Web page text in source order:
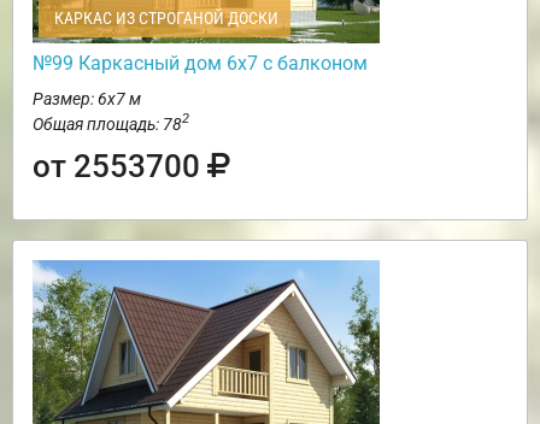
КАРКАС ИЗ СТРОГАНОЙ ДОСКИ
№99 Каркасный дом 6х7 с балконом
Размер: 6х7 м
Общая площадь: 782
от 2553700